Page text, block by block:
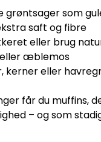
grøntsager som
saft og fibre
eller brug
æblemos
kerner eller
får du muffins,
– og som